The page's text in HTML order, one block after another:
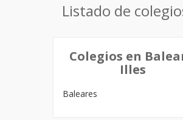
Listado de
Colegios en
Illes
Baleares